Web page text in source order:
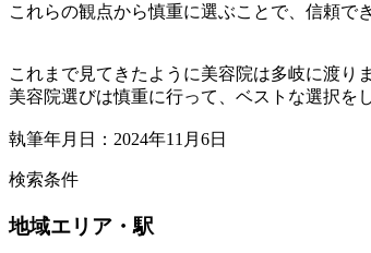
これらの観点から慎重に選ぶことで、信頼で
これまで見てきたように美容院は多岐に渡り
美容院選びは慎重に行って、ベストな選択を
執筆年月日：2024年11月6日
検索条件
地域エリア・駅